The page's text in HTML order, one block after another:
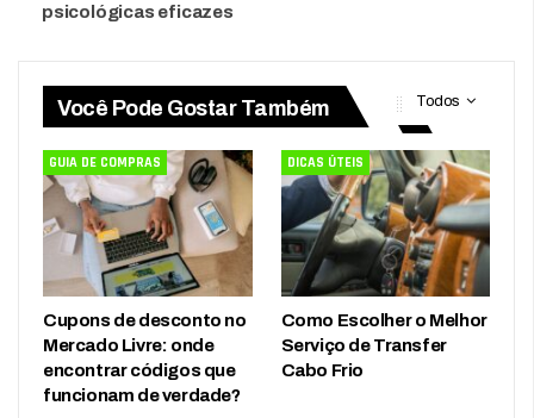
psicológicas eficazes
Todos
Você Pode Gostar Também
GUIA DE COMPRAS
Cupons de desconto no
Mercado Livre: onde
encontrar códigos que
funcionam de verdade?
DICAS ÚTEIS
Como Escolher o Melhor
Serviço de Transfer
Cabo Frio